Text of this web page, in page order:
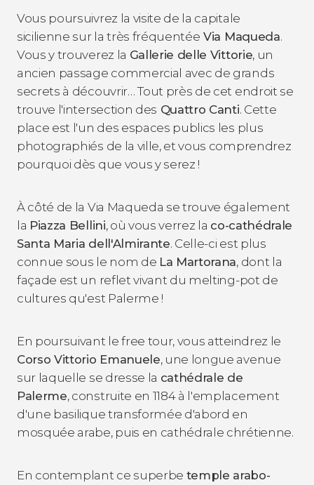
Vous poursuivrez la visite de la capitale
sicilienne sur la très fréquentée Via Maqueda.
Vous y trouverez la Gallerie delle Vittorie, un
ancien passage commercial avec de grands
secrets à découvrir… Tout près de cet endroit se
trouve l'intersection des Quattro Canti. Cette
place est l'un des espaces publics les plus
photographiés de la ville, et vous comprendrez
pourquoi dès que vous y serez !
À côté de la Via Maqueda se trouve également
la Piazza Bellini, où vous verrez la co-cathédrale
Santa Maria dell'Almirante. Celle-ci est plus
connue sous le nom de La Martorana, dont la
façade est un reflet vivant du melting-pot de
cultures qu'est Palerme !
En poursuivant le free tour, vous atteindrez le
Corso Vittorio Emanuele, une longue avenue
sur laquelle se dresse la cathédrale de
Palerme, construite en 1184 à l'emplacement
d'une basilique transformée d'abord en
mosquée arabe, puis en cathédrale chrétienne.
En contemplant ce superbe temple arabo-